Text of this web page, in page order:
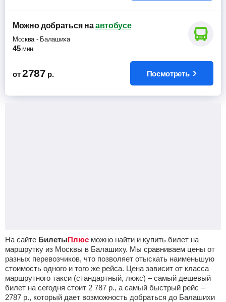
Можно добратьсяна автобусе
Москва- Балашиха
45 мин
от 2787 р. Посмотреть
На сайте БилетыПлюс можно найти и купить билет на
маршрутку из Москвы в Балашиху. Мы сравниваем цены от
разных перевозчиков, что позволяет отыскать наименьшую
стоимость одного и того же рейса. Цена зависит от класса
маршрутного такси (стандартный, люкс) – самый дешевый
билет на сегодня стоит 2 787 р., а самый быстрый рейс –
2787 р., который дает возможность добраться до Балашихи